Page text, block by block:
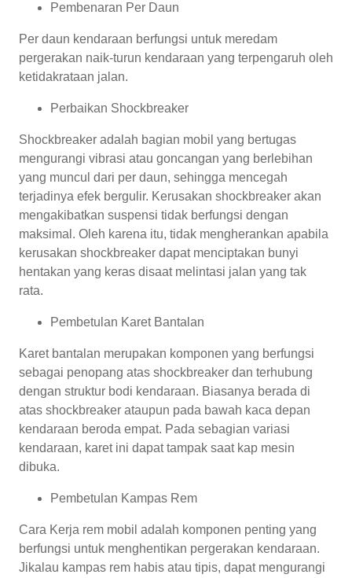
Pembenaran Per Daun
Per daun kendaraan berfungsi untuk meredam
pergerakan naik-turun kendaraan yang terpengaruh oleh
ketidakrataan jalan.
Perbaikan Shockbreaker
Shockbreaker adalah bagian mobil yang bertugas
mengurangi vibrasi atau goncangan yang berlebihan
yang muncul dari per daun, sehingga mencegah
terjadinya efek bergulir. Kerusakan shockbreaker akan
mengakibatkan suspensi tidak berfungsi dengan
maksimal. Oleh karena itu, tidak mengherankan apabila
kerusakan shockbreaker dapat menciptakan bunyi
hentakan yang keras disaat melintasi jalan yang tak
rata.
Pembetulan Karet Bantalan
Karet bantalan merupakan komponen yang berfungsi
sebagai penopang atas shockbreaker dan terhubung
dengan struktur bodi kendaraan. Biasanya berada di
atas shockbreaker ataupun pada bawah kaca depan
kendaraan beroda empat. Pada sebagian variasi
kendaraan, karet ini dapat tampak saat kap mesin
dibuka.
Pembetulan Kampas Rem
Cara Kerja rem mobil adalah komponen penting yang
berfungsi untuk menghentikan pergerakan kendaraan.
Jikalau kampas rem habis atau tipis, dapat mengurangi